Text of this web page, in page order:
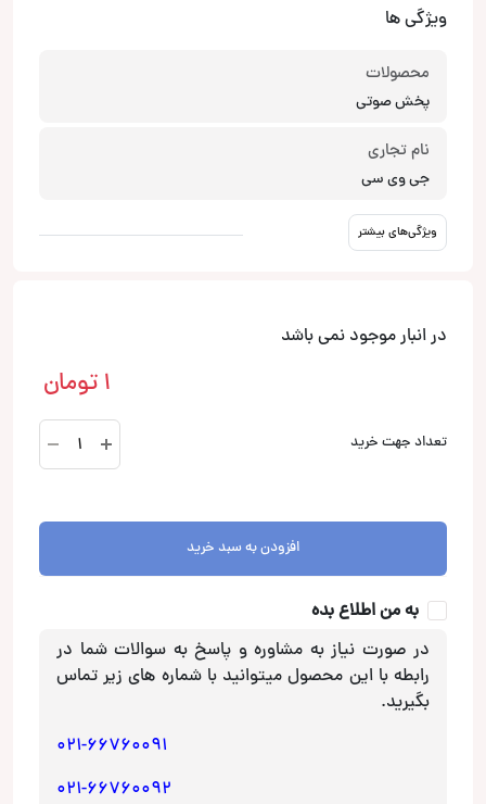
ویژگی ها
محصولات
پخش صوتی
نام تجاری
جی وی سی
ویژگی‌های بیشتر
در انبار موجود نمی باشد
1 تومان
تعداد جهت خرید
KD-
R681
عدد
افزودن به سبد خرید
به من اطلاع بده
در صورت نیاز به مشاوره و پاسخ به سوالات شما در
رابطه با این محصول میتوانید با شماره های زیر تماس
بگیرید.
021-66760091
021-66760092